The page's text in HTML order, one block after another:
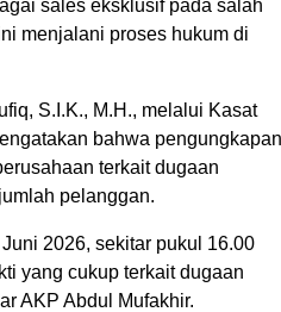
sales eksklusif pada salah
menjalani proses hukum di
S.I.K., M.H., melalui Kasat
bahwa pengungkapan
terkait dugaan
pelanggan.
2026, sekitar pukul 16.00
yang cukup terkait dugaan
AKP Abdul Mufakhir.